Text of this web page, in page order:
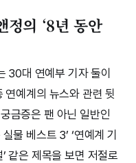
의 ‘8년 동안
30대 연예부 기자 둘이
연예계의 뉴스와 관련 뒷
금증은 팬 아닌 일반인
물 베스트 3’ ‘연예계 기
같은 제목을 보면 저절로